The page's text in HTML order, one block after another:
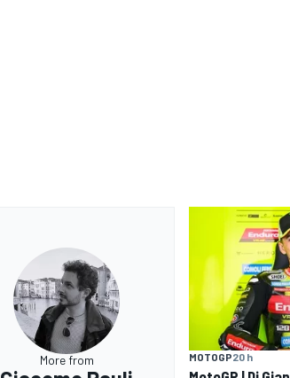
More from MOTOGP20 h